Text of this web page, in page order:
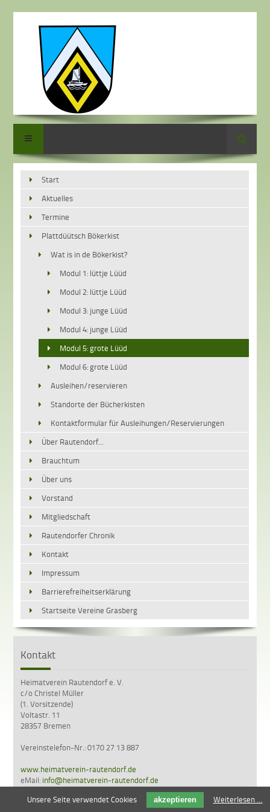
Suche
Start
Aktuelles
Termine
Plattdüütsch Bökerkist
Wat is in de Bökerkist?
Modul 1: lüttje Lüüd
Modul 2: lüttje Lüüd
Modul 3: junge Lüüd
Modul 4: junge Lüüd
Modul 5: grote Lüüd
Modul 6: grote Lüüd
Ausleihen/reservieren
Standorte der Bücherkisten
Kontaktformular für Ausleihungen/Reservierungen
Über Rautendorf...
Brauchtum
Über uns
Vorstand
Mitgliedschaft
Rautendorfer Chronik
Kontakt
Impressum
Barrierefreiheitserklärung
Startseite Vereine Grasberg
Kontakt
Heimatverein Rautendorf e. V.
c/o Christel Müller
(1. Vorsitzende)
Voltastr. 11
28357 Bremen
Vereinstelefon-Nr.: 0170 27 13 887
www.heimatverein-rautendorf.de
eMail: info@heimatverein-rautendorf.de
Unsere Seite verwendet Cookies
akzeptieren Weiterlesen …